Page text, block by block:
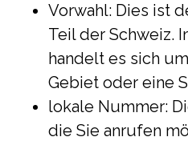
Vorwahl: Dies ist
Teil der Schweiz.
handelt es sich
Gebiet oder eine
lokale Nummer:
die Sie anrufen